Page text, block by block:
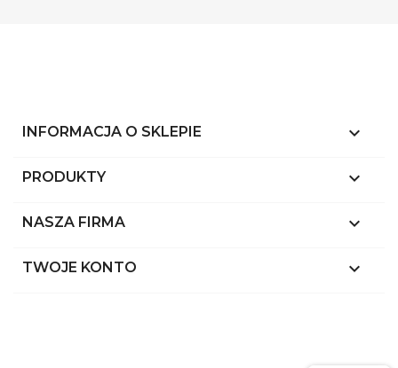
INFORMACJA O SKLEPIE keyboard_arrow_down
PRODUKTY 
NASZA FIRMA 
TWOJE KONTO 